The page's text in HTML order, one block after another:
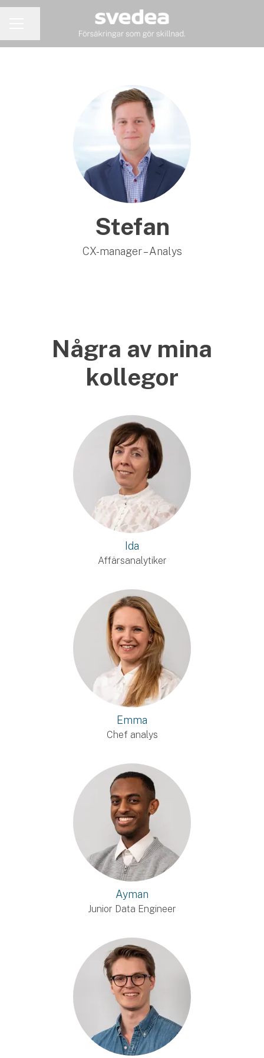
Stefan
CX-manager – Analys
Några av mina
kollegor
Ida
Affärsanalytiker
Emma
Chef analys
Ayman
Junior Data Engineer